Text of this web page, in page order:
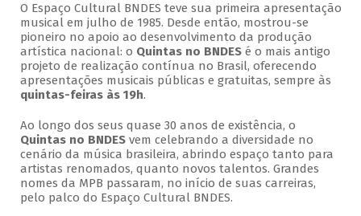
O Espaço Cultural BNDES teve sua primeira apresentação
musical em julho de 1985. Desde então, mostrou-se
pioneiro no apoio ao desenvolvimento da produção
artística nacional: o Quintas no BNDESé o mais antigo
projeto de realização contínua no Brasil, oferecendo
apresentações musicais públicas e gratuitas, sempre às
quintas-feiras às 19h.
Ao longo dos seus quase 30 anos de existência, o
Quintas no BNDESvem celebrando a diversidade no
cenário da música brasileira, abrindo espaço tanto para
artistas renomados, quanto novos talentos. Grandes
nomes da MPB passaram, no início de suas carreiras,
pelo palco do Espaço Cultural BNDES.